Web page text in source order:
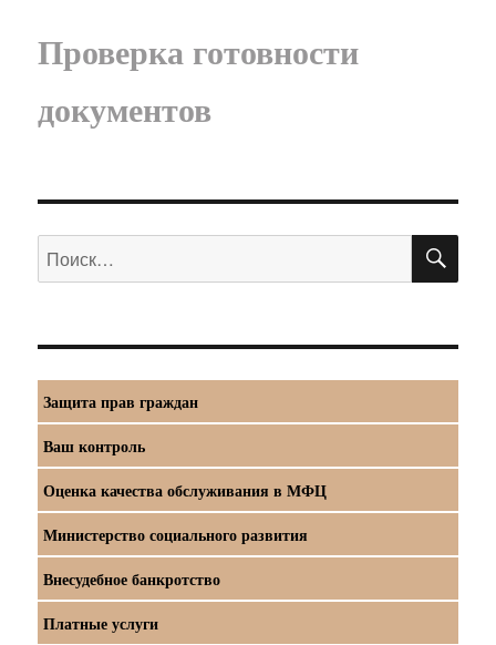
Проверка готовности
документов
Искать:
Защита прав граждан
Ваш контроль
Оценка качества обслуживания в МФЦ
Министерство социального развития
Внесудебное банкротство
Платные услуги